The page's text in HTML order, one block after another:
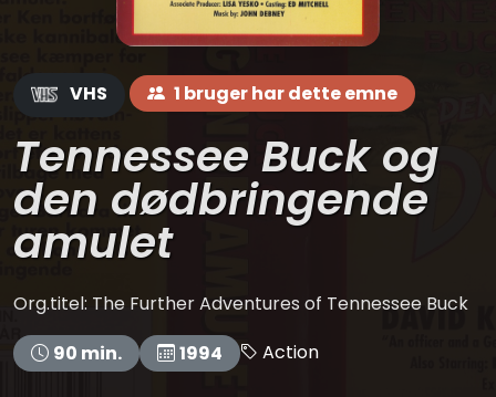
VHS 1 bruger har dette emne
Tennessee Buck og
den dødbringende
amulet
Org.titel: The Further Adventures of Tennessee Buck
90 min.
1994 Action